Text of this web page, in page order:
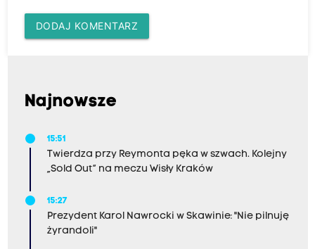
DODAJ KOMENTARZ
Najnowsze
15:51
Twierdza przy Reymonta pęka w szwach. Kolejny
„Sold Out” na meczu Wisły Kraków
15:27
Prezydent Karol Nawrocki w Skawinie: "Nie pilnuję
żyrandoli"